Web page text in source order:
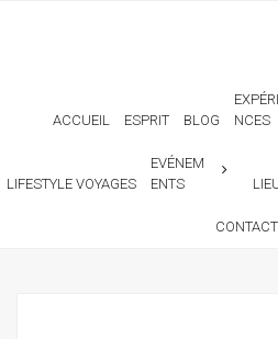
ACCUEIL ESPRIT BLOG
NCES
LIFESTYLE VOYAGES
EVÉNEM
ENTS
CONTACT